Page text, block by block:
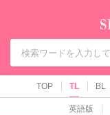
TOP TL BL
英語版